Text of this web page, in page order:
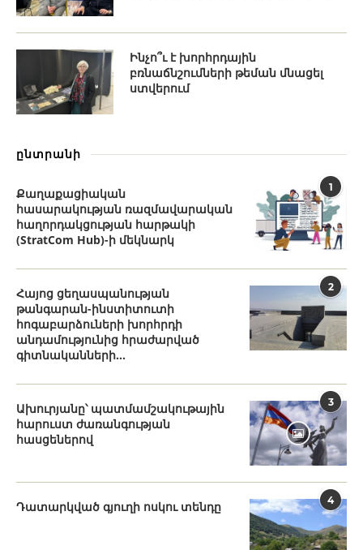
Ինչո՞ւ է խորհրդային
բռնաճնշումների թեման մնացել
ստվերում
ընտրանի
1
Քաղաքացիական
հասարակության ռազմավարական
հաղորդակցության հարթակի
(StratCom Hub)-ի մեկնարկ
2
Հայոց ցեղասպանության
թանգարան-ինստիտուտի
հոգաբարձուների խորհրդի
անդամությունից հրաժարված
գիտնականների...
3
Ախուրյանը՝ պատմամշակութային
հարուստ ժառանգության
հասցեներով
4
Դատարկված գյուղի ոսկու տենդը